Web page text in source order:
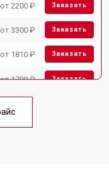
от 2200 ₽ Заказать
от 3300 ₽ Заказать
от 1810 ₽ Заказать
от 1700 ₽ Заказать
от 1700 ₽